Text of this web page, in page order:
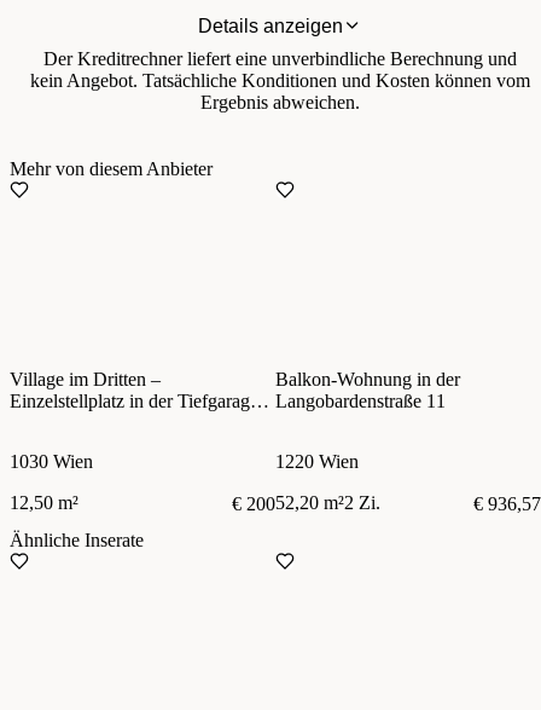
Details anzeigen
Der Kreditrechner liefert eine unverbindliche Berechnung und
kein Angebot. Tatsächliche Konditionen und Kosten können vom
Ergebnis abweichen.
Mehr von diesem Anbieter
Village im Dritten –
Einzelstellplatz in der Tiefgarage –
1030 Wien
12,50 m²
€ 200
Balkon-Wohnung in der
Langobardenstraße 11
1220 Wien
52,20 m²2 Zi.
€ 936,57
Ähnliche Inserate